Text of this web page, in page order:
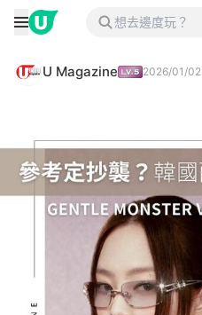
U Magazine 2026/01/02